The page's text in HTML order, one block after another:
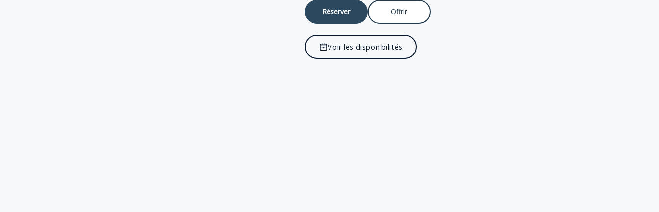
Réserver Offrir
Voir les disponibilités